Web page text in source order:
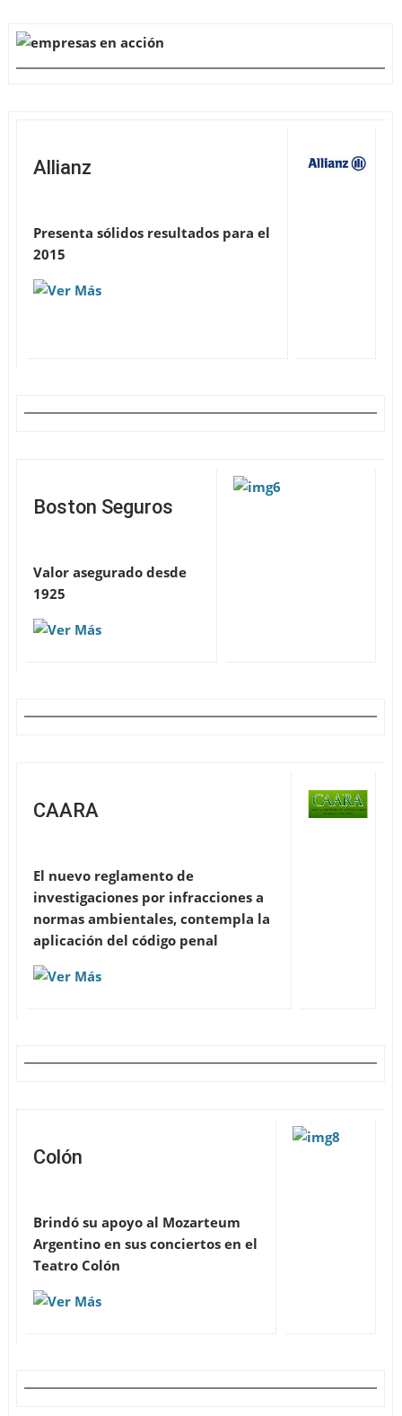
Allianz
Presenta sólidos resultados para el
2015
Boston Seguros
Valor asegurado desde
1925
CAARA
El nuevo reglamento de
investigaciones por infracciones a
normas ambientales, contempla la
aplicación del código penal
Colón
Brindó su apoyo al Mozarteum
Argentino en sus conciertos en el
Teatro Colón